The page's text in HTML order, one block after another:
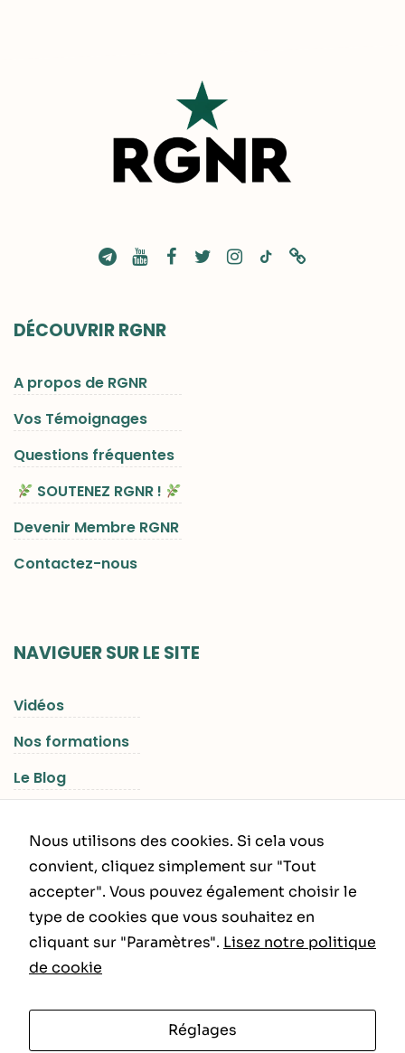
DÉCOUVRIR RGNR
A propos de RGNR
Vos Témoignages
Questions fréquentes
SOUTENEZ RGNR !
Devenir Membre RGNR
Contactez-nous
NAVIGUER SUR LE SITE
Vidéos
Nos formations
Le Blog
INFORMATIONS LÉGALES
Politique de Confidentialité
Nous utilisons des cookies. Si cela vous
convient, cliquez simplement sur "Tout
accepter". Vous pouvez également choisir le
type de cookies que vous souhaitez en
cliquant sur "Paramètres". Lisez notre politique
de cookie
Réglages